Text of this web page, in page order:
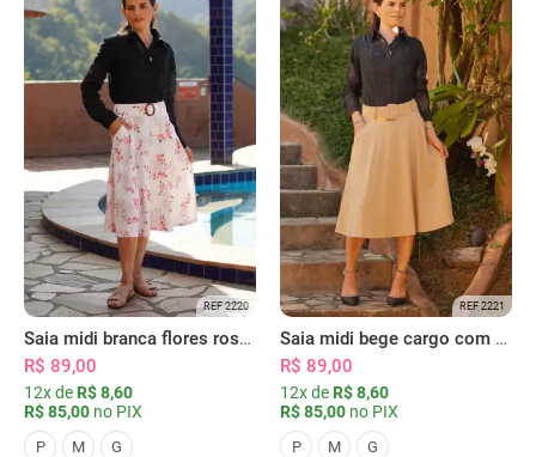
REF 2220
Saia midi branca flores rosas com bolsos
R$ 89,00
12x de R$ 8,60
R$ 85,00 no PIX
P M G
REF 2221
Saia midi bege cargo com bolsos
R$ 89,00
12x de R$ 8,60
R$ 85,00 no PIX
P M G